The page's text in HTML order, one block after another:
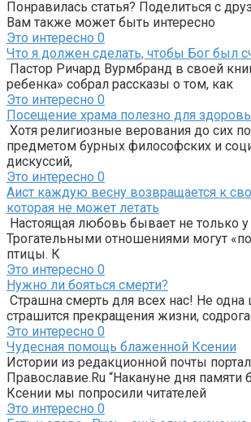
Понравилась статья? Поделиться с
Вам также может быть интересно
Это интересно 0
Что я должен сделать, чтобы Бог был
Пастор Ричард Вурмбранд в своей
ребенка» собрал рассказы о том, как
Это интересно 0
Посещение храма полезно для
Хотя религиозные верования до сих
предметом бурных философских и
дискуссий,
Это интересно 0
Аист каждую весну возвращается к
которая не может летать
Настоящая любовь бывает не только
Трогательными отношениями могут
птицы. К
Это интересно 0
Нужно ли бояться смерти?
Страшна смерть для всех нас! Не одна
страшится прекращения жизни,
Это интересно 0
Чудесная помощь блаженной Ксении
Истории из редакционной почты
Православие.Ru “Накануне дня памяти
Ксении мы попросили читателей
Это интересно 0